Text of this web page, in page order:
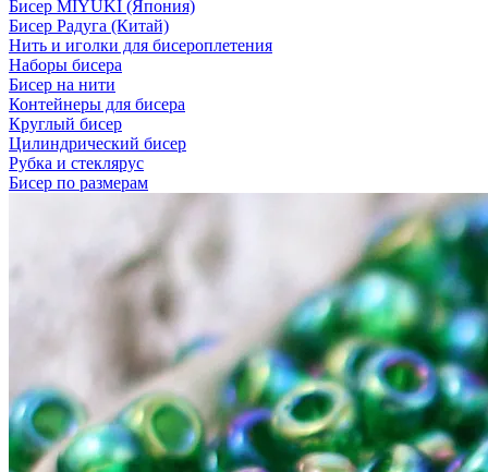
Бисер MIYUKI (Япония)
Бисер Радуга (Китай)
Нить и иголки для бисероплетения
Наборы бисера
Бисер на нити
Контейнеры для бисера
Круглый бисер
Цилиндрический бисер
Рубка и стеклярус
Бисер по размерам